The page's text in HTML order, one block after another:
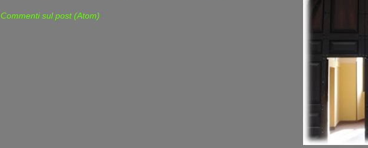
Commenti sul post (Atom)